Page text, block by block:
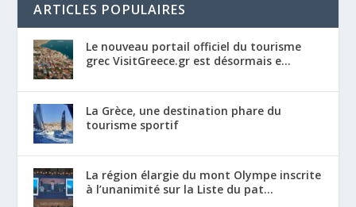
ARTICLES POPULAIRES
Le nouveau portail officiel du tourisme
grec VisitGreece.gr est désormais e...
La Grèce, une destination phare du
tourisme sportif
La région élargie du mont Olympe inscrite
à l’unanimité sur la Liste du pat...